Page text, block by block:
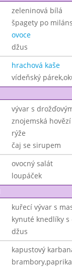
zeleninová bílá
špagety po
ovoce
džus
hrachová kaše
vídeňský
vývar s
znojemská
rýže
čaj se sirupem
ovocný salát
loupáček
kuřecí vývar s
kynuté knedlíky s
džus
kapustový
brambory,paprika